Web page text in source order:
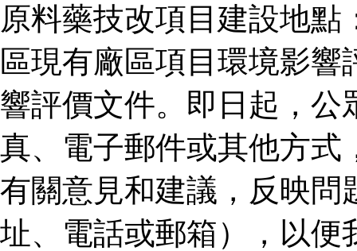
原料藥技改項目建設地
區現有廠區項目環境影
響評價文件。即日起，公
真、電子郵件或其他方式
有關意見和建議，反映問
址、電話或郵箱），以便